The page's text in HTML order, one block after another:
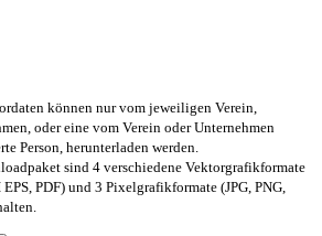
können nur vom jeweiligen Verein,
oder eine vom Verein oder Unternehmen
Person,herunterladen werden.
sind 4 verschiedene Vektorgrafikformate
PDF) und 3 Pixelgrafikformate (JPG, PNG,